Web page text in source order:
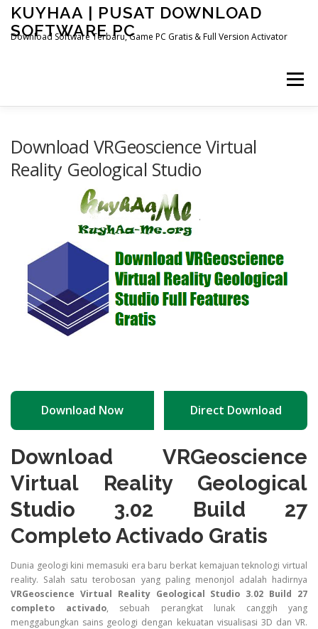
Skip
content
KUYHAA | PUSAT DOWNLOAD
SOFTWARE PC
Download Software Terbaru, Game PC Gratis & Full Version Activator
Menu
OTHER PAGES
Download VRGeoscience Virtual
Reality Geological Studio
Download Now Direct Download
Download VRGeoscience
Virtual Reality Geological
Studio 3.02 Build 27
Completo Activado Gratis
Dunia geologi kini memasuki era baru berkat kemajuan teknologi virtual
reality. Salah satu terobosan yang paling menonjol adalah hadirnya
VRGeoscience Virtual Reality Geological Studio 3.02 Build 27
completo activado, sebuah perangkat lunak canggih yang
menggabungkan sains geologi dengan kekuatan visualisasi 3D dan VR.